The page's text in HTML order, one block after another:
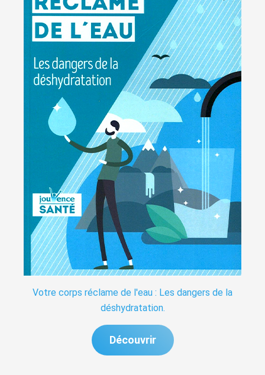
Votre corps réclame de l'eau : Les dangers de la
déshydratation.
Découvrir